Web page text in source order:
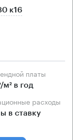
к16
платы
в год
расходы
в ставку